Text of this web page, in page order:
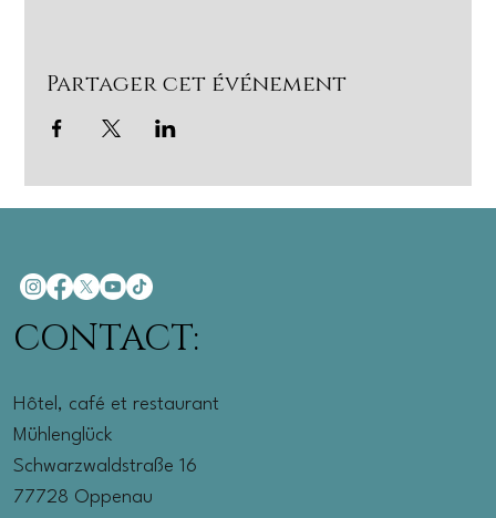
Partager cet événement
CONTACT:
Hôtel, café et restaurant
Mühlenglück
Schwarzwaldstraße 16
77728 Oppenau